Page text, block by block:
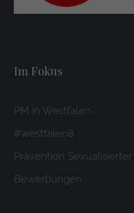
Im Fokus
PM in Westfalen
#westfalen8
Prävention
Bewerbungen